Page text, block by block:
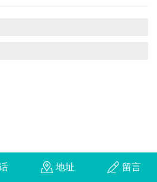
地址 留言